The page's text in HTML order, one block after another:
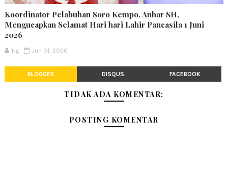
Koordinator Pelabuhan Soro Kempo, Anhar SH,
Mengucapkan Selamat Hari hari Lahir Pancasila 1 Juni
2026
Ng Jun 01, 2026
BLOGGER DISQUS FACEBOOK
TIDAK ADA KOMENTAR:
POSTING KOMENTAR